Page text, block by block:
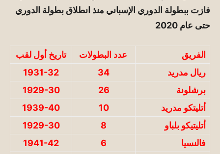
فازت ببطولة الدوري الإسباني منذ انطلاق بطولة الدوري
حتى عام 2020
الفريق عدد البطولات
تاريخ أول لقب
ريال مدريد
34
1931-32
برشلونة
26
1929-30
أتليتكو مدريد
10
1939-40
أتليتيكو بلباو
8
1929-30
فالنسيا
6
1941-42